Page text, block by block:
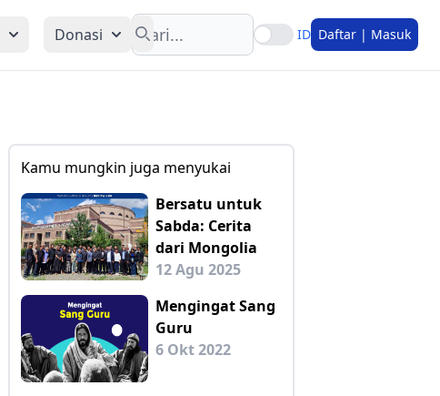
Donasi
Search
ID Daftar | Masuk
Kamu mungkin juga menyukai
Bersatu untuk
Sabda: Cerita
dari Mongolia
12 Agu 2025
Mengingat Sang
Guru
6 Okt 2022